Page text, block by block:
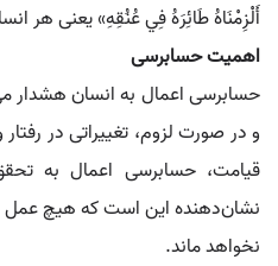
أَلْزِمْنَاهُ طَائِرَهُ فِي عُنُقِهِ» یعنی هر
اهمیت حسابرسی
حسابرسی اعمال به انسان هشدار
و در صورت لزوم، تغییراتی در
قیامت، حسابرسی اعمال به
نشان‌دهنده این است که هیچ عمل
نخواهد ماند.